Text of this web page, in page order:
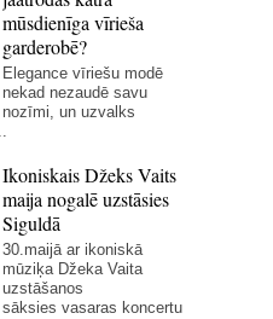
mūsdienīga vīrieša
garderobē?
Elegance vīriešu modē
nekad nezaudē savu
nozīmi, un uzvalks
Ikoniskais Džeks Vaits
maija nogalē uzstāsies
Siguldā
30.maijā ar ikoniskā
mūziķa Džeka Vaita
uzstāšanos
sāksies vasaras koncertu